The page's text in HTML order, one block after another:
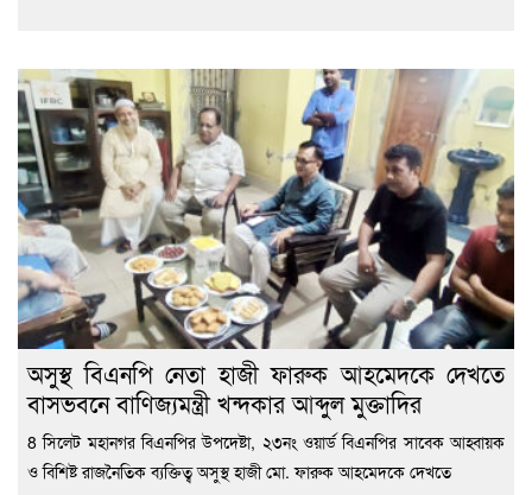
অসুস্থ বিএনপি নেতা হাজী ফারুক আহমেদকে দেখতে
বাসভবনে বাণিজ্যমন্ত্রী খন্দকার আব্দুল মুক্তাদির
8 সিলেট মহানগর বিএনপির উপদেষ্টা, ২৩নং ওয়ার্ড বিএনপির সাবেক আহ্বায়ক
ও বিশিষ্ট রাজনৈতিক ব্যক্তিত্ব অসুস্থ হাজী মো. ফারুক আহমেদকে দেখতে